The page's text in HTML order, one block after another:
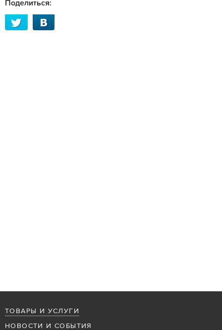
Поделиться:
ТОВАРЫ И УСЛУГИ
НОВОСТИ И СОБЫТИЯ